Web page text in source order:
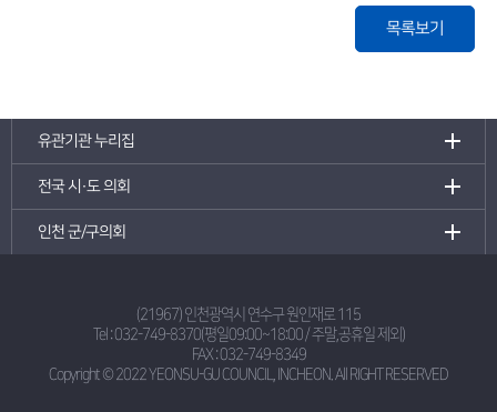
목록보기
유관기관 누리집
전국 시·도 의회
인천 군/구의회
(21967) 인천광역시 연수구 원인재로 115
Tel :032-749-8370(평일09:00~18:00 / 주말,공휴일 제외)
FAX : 032-749-8349
Copyright © 2022 YEONSU-GU COUNCIL, INCHEON. All RIGHT RESERVED